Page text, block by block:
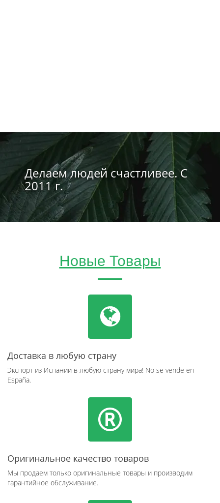
Делаем людей счастливее. С
2011 г.
Новые Товары
Доставка в любую страну
Экспорт из Испании в любую страну мира! No se vende en
España.
Оригинальное качество товаров
Мы продаем только оригинальные товары и производим
гарантийное обслуживание.